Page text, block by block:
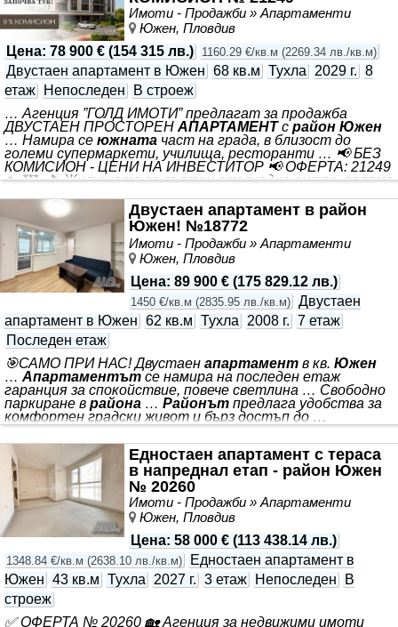
Имоти - Продажби » Апартаменти
Южен, Пловдив
Цена: 78 900 € (154 315 лв.) 1160.29 €/кв.м (2269.34 лв./кв.м)
Двустаен апартамент в Южен 68 кв.м Тухла 2029 г. 8
етаж
Непоследен
В строеж
… Агенция ”ГОЛД ИМОТИ” предлагат за продажба
ДВУСТАЕН ПРОСТОРЕН АПАРТАМЕНТс район Южен
… Намира се южната част на града, в близост до
големи супермаркети, училища, ресторанти … 📢 БЕЗ
КОМИСИОН - ЦЕНИ НА ИНВЕСТИТОР 📢 ОФЕРТА: 21249
🏡 *** . ▶️ Жилището се състои от: входно антре, голяма
както и прилежащо избено помещение. ☀️ Изложение:
ИЗТОК ✨ Етаж: 8/10, без възможност за застрояване в
непосредствена близост, което гарантира открита
гледка. ⚠️ За проекта: Начален етап на строителство,
стартирало април 2026 година и срок на изпълнение 3
години
Двустаен апартамент в район
Южен! №18772
Имоти - Продажби » Апартаменти
Южен, Пловдив
Цена: 89 900 € (175 829.12 лв.)
1450 €/кв.м (2835.95 лв./кв.м) Двустаен
апартамент в Южен 62 кв.м Тухла 2008 г. 7 етаж
Последен етаж
🎯САМО ПРИ НАС! Двустаен апартамент в кв. Южен
… Апартаментът се намира на последен етаж
гаранция за спокойствие, повече светлина … Свободно
паркиране в района … Районът предлага удобства за
комфортен градски живот и бърз достъп до …
Предлагаме Ви преустроен в двустаенапартамент
разположен в тухлена сграда с асансьор … ✔️ ОФЕРТА:
18772 ✔️ *** . ⏩Разпределение: Входно антре, дневна с
кухненски бокс, спалня, баня с тоалетна, тераса, която
е частично усвоена. ✔ Жилището се продава в
състоянието от снимките и е готово за нанасяне или
отдаване под наем. ✔ Има прилежащо избено
помещение. ☀️ Изложение
Едностаен апартамент с тераса
в напреднал етап - район Южен
№ 20260
Имоти - Продажби » Апартаменти
Южен, Пловдив
Цена: 58 000 € (113 438.14 лв.)
1348.84 €/кв.м (2638.10 лв./кв.м)
Едностаен апартамент в
Южен 43 кв.м Тухла 2027 г. 3 етаж Непоследен
В
строеж
✅ ОФЕРТА № 20260 🏡 Агенция за недвижими имоти